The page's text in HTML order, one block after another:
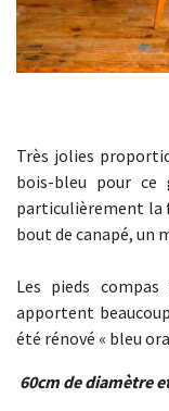
Très jolies
bois-bleu pour ce
particulièrement la
bout de canapé, un
Les pieds
apportent
été rénové « bleu
60cm de diamètre